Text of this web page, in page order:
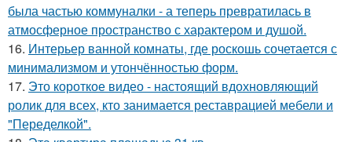
была частью коммуналки - а теперь превратилась в
атмосферное пространство с характером и душой.
16. Интерьер ванной комнаты, где роскошь сочетается с
минимализмом и утончённостью форм.
17. Это короткое видео - настоящий вдохновляющий
ролик для всех, кто занимается реставрацией мебели и
"Переделкой".